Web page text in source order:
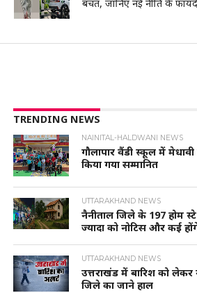
बचत, जानिए नई नीति के फायदे
TRENDING NEWS
NAINITAL-HALDWANI NEWS
गौलापार वैंडी स्कूल में मेधावी
किया गया सम्मानित
UTTARAKHAND NEWS
नैनीताल जिले के 197 होम
ज्यादा को नोटिस और कई
UTTARAKHAND NEWS
उत्तराखंड में बारिश को
जिले का जाने हाल